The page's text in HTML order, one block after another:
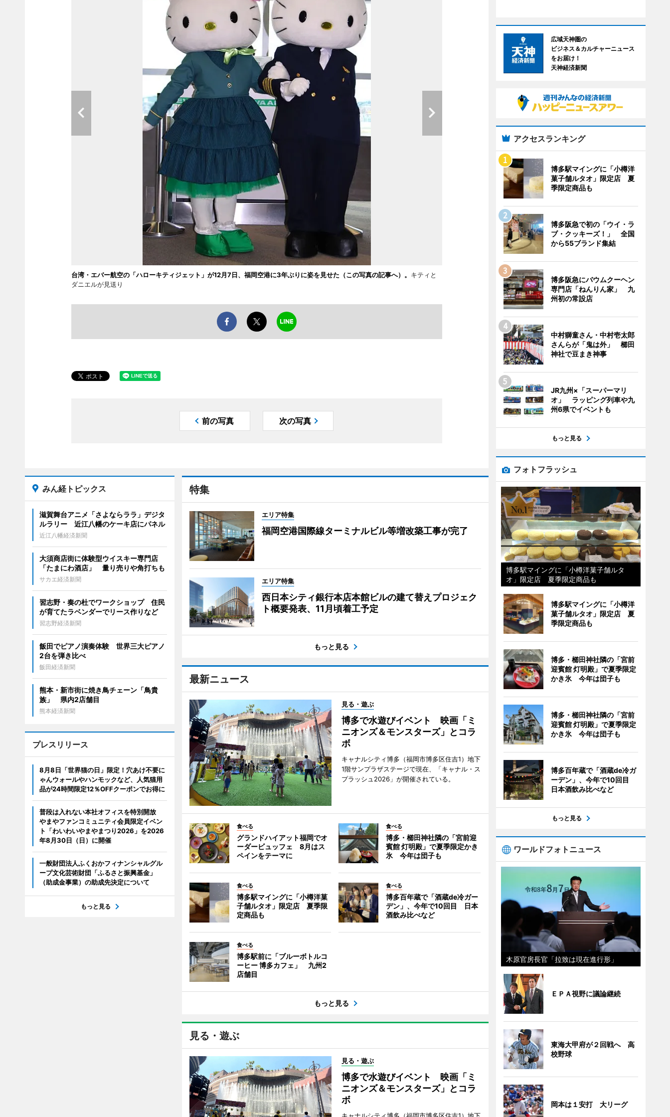
台湾・エバー航空の「ハローキティジェット」が12月7日、福岡空港に3年ぶりに姿を見せた（この写真の記事へ）。 キティと
ダニエルが見送り
前の写真 次の写真
特集
エリア特集
福岡空港国際線ターミナルビル等増改築工事が完了
エリア特集
西日本シティ銀行本店本館ビルの建て替えプロジェク
ト概要発表、11月頃着工予定
もっと見る
最新ニュース
見る・遊ぶ
博多で水遊びイベント 映画「ミ
ニオンズ＆モンスターズ」とコラ
ボ
キャナルシティ博多（福岡市博多区住吉1）地下
1階サンプラザステージで現在、「キャナル・ス
プラッシュ2026」が開催されている。
食べる
グランドハイアット福岡でオ
ーダービュッフェ 8月はス
ペインをテーマに
食べる
博多・櫛田神社隣の「宮前迎
賓館 灯明殿」で夏季限定かき
氷 今年は団子も
食べる
博多駅マイングに「小樽洋菓
子舗ルタオ」限定店 夏季限
定商品も
食べる
博多百年蔵で「酒蔵de冷ガー
デン」、今年で10回目 日本
酒飲み比べなど
食べる
博多駅前に「ブルーボトルコ
ーヒー 博多カフェ」 九州2
店舗目
もっと見る
見る・遊ぶ
見る・遊ぶ
博多で水遊びイベント 映画「ミ
ニオンズ＆モンスターズ」とコラ
ボ
みん経トピックス
滋賀舞台アニメ「さよならララ」デジタ
ルラリー 近江八幡のケーキ店にパネル
近江八幡経済新聞
大須商店街に体験型ウイスキー専門店
「たまにわ酒店」 量り売りや角打ちも
サカエ経済新聞
習志野・奏の杜でワークショップ 住民
が育てたラベンダーでリース作りなど
習志野経済新聞
飯田でピアノ演奏体験 世界三大ピアノ
2台を弾き比べ
飯田経済新聞
熊本・新市街に焼き鳥チェーン「鳥貴
族」 県内2店舗目
熊本経済新聞
プレスリリース
8月8日「世界猫の日」限定！穴あけ不要に
ゃんウォールやハンモックなど、人気猫用
品が24時間限定12％OFFクーポンでお得に
普段は入れない本社オフィスを特別開放
やまやファンコミュニティ会員限定イベン
ト「わいわいやまやまつり2026」を2026
年8月30日（日）に開催
一般財団法人ふくおかフィナンシャルグル
ープ文化芸術財団「ふるさと振興基金」
（助成金事業）の助成先決定について
もっと見る
広域天神圏の
ビジネス＆カルチャーニュース
をお届け！
天神経済新聞
アクセスランキング
博多駅マイングに「小樽洋
菓子舗ルタオ」限定店 夏
季限定商品も
博多阪急で初の「ウイ・ラ
ブ・クッキーズ！」 全国
から55ブランド集結
博多阪急にバウムクーヘン
専門店「ねんりん家」 九
州初の常設店
中村獅童さん・中村壱太郎
さんらが「鬼は外」 櫛田
神社で豆まき神事
JR九州×「スーパーマリ
オ」 ラッピング列車や九
州6県でイベントも
もっと見る
フォトフラッシュ
博多駅マイングに「小樽洋菓子舗ルタ
オ」限定店 夏季限定商品も
博多駅マイングに「小樽洋
菓子舗ルタオ」限定店 夏
季限定商品も
博多・櫛田神社隣の「宮前
迎賓館 灯明殿」で夏季限定
かき氷 今年は団子も
博多・櫛田神社隣の「宮前
迎賓館 灯明殿」で夏季限定
かき氷 今年は団子も
博多百年蔵で「酒蔵de冷ガ
ーデン」、今年で10回目
日本酒飲み比べなど
もっと見る
ワールドフォトニュース
木原官房長官「拉致は現在進行形」
ＥＰＡ視野に議論継続
東海大甲府が２回戦へ 高
校野球
岡本は１安打 大リーグ